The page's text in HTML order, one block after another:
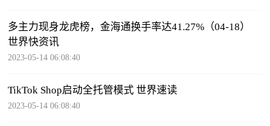
多主力现身龙虎榜，金海通换手率达41.27%（04-18）
世界快资讯
2023-05-14 06:08:40
TikTok Shop启动全托管模式 世界速读
2023-05-14 06:08:40